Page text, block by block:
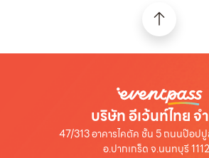
บริษัท อีเว้นท์ไทย จ
47/313 อาคารไคตัค ชั้น 5 ถนนป๊อปปู
อ.ปากเกร็ด จ.นนทบุรี